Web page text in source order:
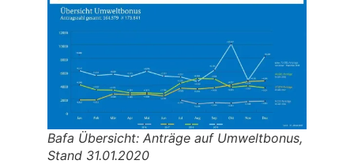
Bafa Übersicht: Anträge auf Umweltbonus,
Stand 31.01.2020